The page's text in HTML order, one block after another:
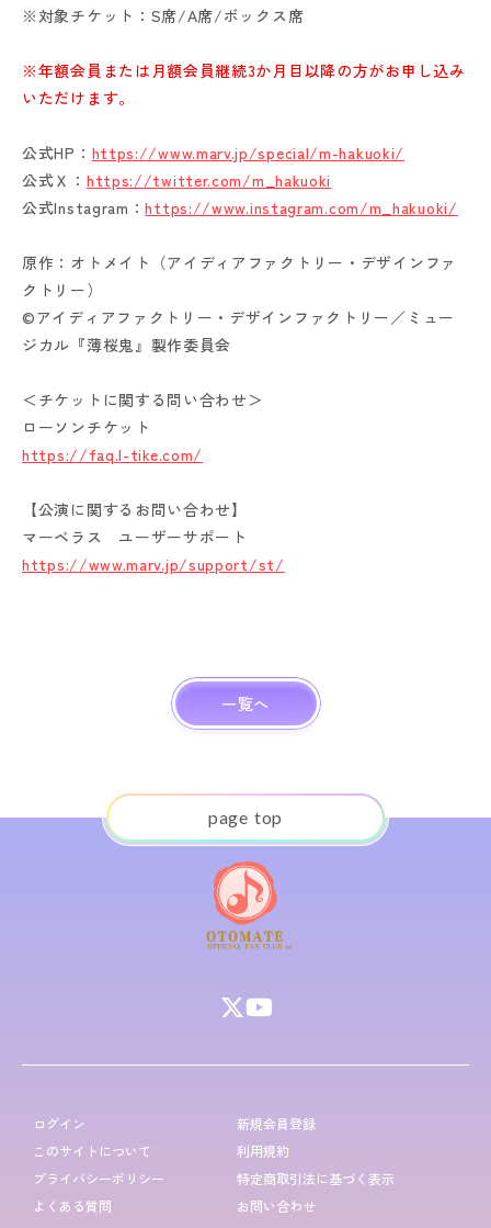
※対象チケット：S席/A席/ボックス席
※年額会員または月額会員継続3か月目以降の方がお申し込み
いただけます。
公式HP： https://www.marv.jp/special/m-hakuoki/
公式Ｘ： https://twitter.com/m_hakuoki
公式Instagram：https://www.instagram.com/m_hakuoki/
原作：オトメイト（アイディアファクトリー・デザインファ
クトリー）
©アイディアファクトリー・デザインファクトリー／ミュー
ジカル『薄桜鬼』製作委員会
＜チケットに関する問い合わせ＞
ローソンチケット
https://faq.l-tike.com/
【公演に関するお問い合わせ】
マーベラス ユーザーサポート
https://www.marv.jp/support/st/
一覧へ
page top
ログイン
新規会員登録
このサイトについて
利用規約
プライバシーポリシー
特定商取引法に基づく表示
よくある質問
お問い合わせ